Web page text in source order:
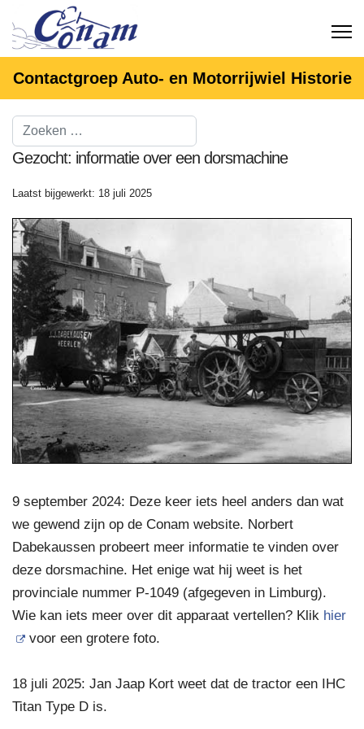
Contactgroep Auto- en Motorrijwiel Historie
Gezocht: informatie over een dorsmachine
Laatst bijgewerkt: 18 juli 2025
9 september 2024: Deze keer iets heel anders dan wat
we gewend zijn op de Conam website. Norbert
Dabekaussen probeert meer informatie te vinden over
deze dorsmachine. Het enige wat hij weet is het
provinciale nummer P-1049 (afgegeven in Limburg).
Wie kan iets meer over dit apparaat vertellen? Klik hier
voor een grotere foto.
18 juli 2025: Jan Jaap Kort weet dat de tractor een IHC
Titan Type D is.